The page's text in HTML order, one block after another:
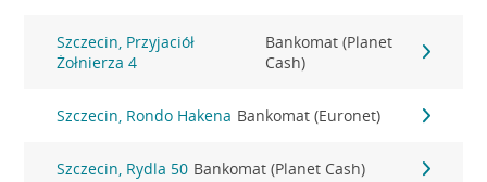
Szczecin, Przyjaciół
Żołnierza 4
Bankomat (Planet
Cash)
Szczecin, Rondo Hakena Bankomat (Euronet)
Szczecin, Rydla 50 Bankomat (Planet Cash)